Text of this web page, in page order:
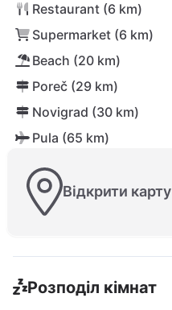
Restaurant (6 km)
Supermarket (6 km)
Beach (20 km)
Poreč (29 km)
Novigrad (30 km)
Pula (65 km)
Відкрити карту
Розподіл кімнат